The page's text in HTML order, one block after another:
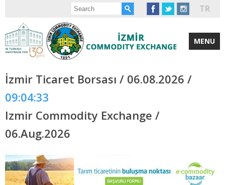
TR
MENU
İzmir Ticaret Borsası / 06.08.2026 /
09:04:33
Izmir Commodity Exchange /
06.Aug.2026